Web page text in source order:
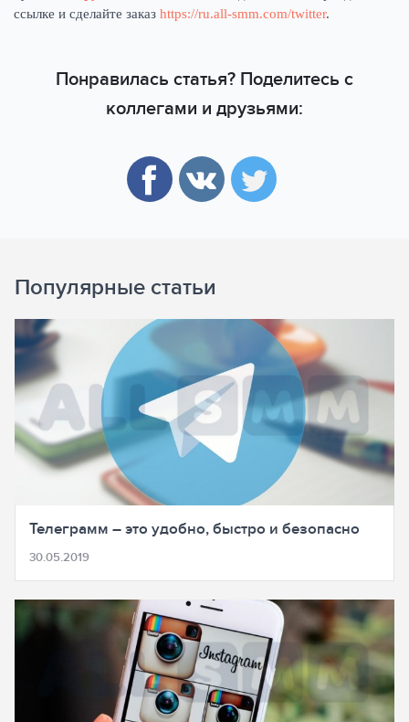
ссылке и сделайте заказ https://ru.all-smm.com/twitter.
Понравилась статья? Поделитесь с
коллегами и друзьями:
Популярные статьи
Телеграмм – это удобно, быстро и безопасно
30.05.2019